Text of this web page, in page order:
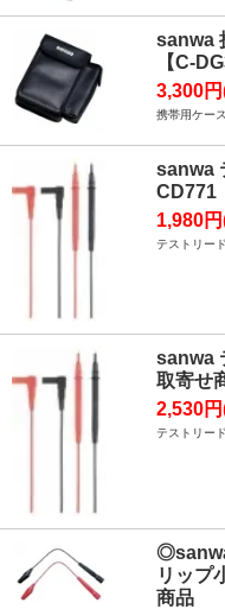
sanwa
【C-
3,300
携帯用ケー
sanwa
CD771
1,980
テストリード
sanwa
取寄せ
2,530
テストリード
リッ
商品